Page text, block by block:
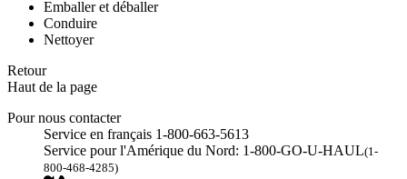
Emballer et déballer
Conduire
Nettoyer
Retour
Haut de la page
Pour nous contacter
Service en français 1-800-663-5613
Service pour l'Amérique du Nord: 1-800-GO-U-HAUL(1-
800-468-4285)